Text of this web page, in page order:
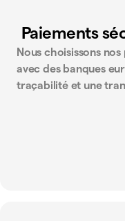
Paiements
Nous choisissons
avec des banques
traçabilité et une